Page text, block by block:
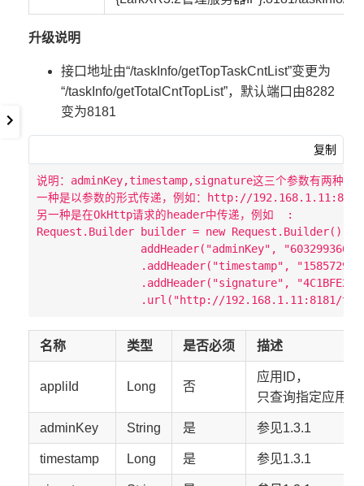
升级说明
接口地址由“/taskInfo/getTopTaskCntList”变更为
“/taskInfo/getTotalCntTopList”，默认端口由8282
变为8181
复制
说明：adminKey,timestamp,signature这三个参数有两种方
一种是以参数的形式传递，例如：http://
另一种是在OkHttp请求的header中传递，例如  :
Request.Builder builder = new Request.Builder().
addHeader("adminKey",
.addHeader("timestamp",
.addHeader("signature",
名称 类型 是否必须 描述
appliId Long 否
应用ID，
只查询指定应用
adminKey String 是 参见1.3.1
timestamp Long 是 参见1.3.1